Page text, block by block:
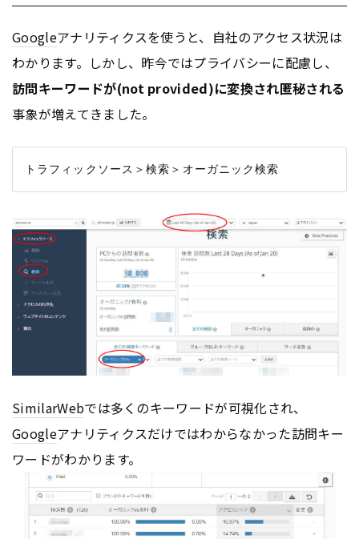
Googleアナリティクスを使うと、自社のアクセス状況は
わかります。しかし、昨今ではプライバシーに配慮し、
訪問キーワードが(not provided)に変換され匿秘される
事象が増えてきました。
SimilarWebでは多くのキーワードが可視化され、
Googleアナリティクスだけではわからなかった訪問キー
ワードがわかります。